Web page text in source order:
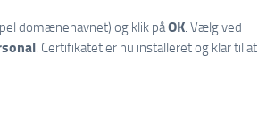
domænenavnet) og klik påOK . Vælg ved
. Certifikatet er nu installeret og klar til at